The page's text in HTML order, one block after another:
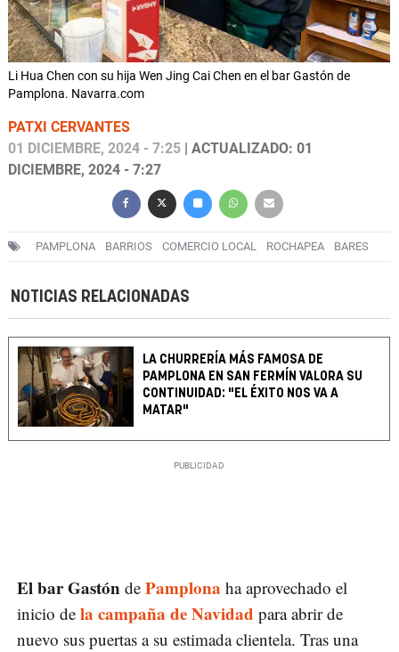
Li Hua Chen con su hija Wen Jing Cai Chen en el bar Gastón de
Pamplona. Navarra.com
PATXI CERVANTES
01 DICIEMBRE, 2024 - 7:25 | ACTUALIZADO: 01
DICIEMBRE, 2024 - 7:27
PAMPLONA BARRIOS COMERCIO LOCAL ROCHAPEA BARES
NOTICIAS RELACIONADAS
LA CHURRERÍA MÁS FAMOSA DE
PAMPLONA EN SAN FERMÍN VALORA SU
CONTINUIDAD: "EL ÉXITO NOS VA A
MATAR"
El bar Gastón de Pamplona ha aprovechado el
inicio de la campaña de Navidad para abrir de
nuevo sus puertas a su estimada clientela. Tras una